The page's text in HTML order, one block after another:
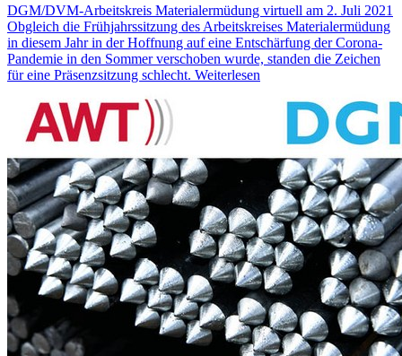
DGM/DVM-Arbeitskreis Materialermüdung virtuell am 2. Juli 2021
Obgleich die Frühjahrssitzung des Arbeitskreises Materialermüdung
in diesem Jahr in der Hoffnung auf eine Entschärfung der Corona-
Pandemie in den Sommer verschoben wurde, standen die Zeichen
für eine Präsenzsitzung schlecht. Weiterlesen